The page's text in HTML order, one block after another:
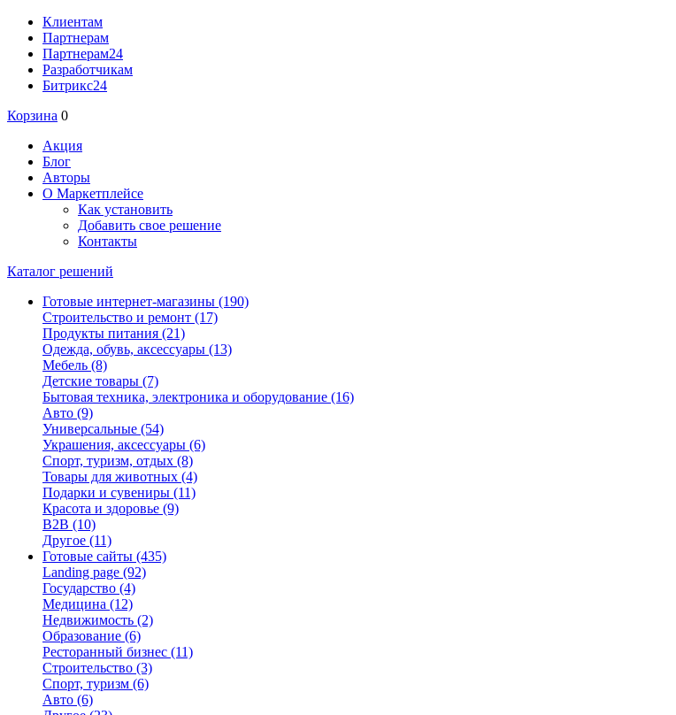
Клиентам
Партнерам
Партнерам24
Разработчикам
Битрикс24
Корзина 0
Акция
Блог
Авторы
О Маркетплейсе
Как установить
Добавить свое решение
Контакты
Каталог решений
Готовые интернет-магазины (190)
Строительство и ремонт (17)
Продукты питания (21)
Одежда, обувь, аксессуары (13)
Мебель (8)
Детские товары (7)
Бытовая техника, электроника и оборудование (16)
Авто (9)
Универсальные (54)
Украшения, аксессуары (6)
Спорт, туризм, отдых (8)
Товары для животных (4)
Подарки и сувениры (11)
Красота и здоровье (9)
B2B (10)
Другое (11)
Готовые сайты (435)
Landing page (92)
Государство (4)
Медицина (12)
Недвижимость (2)
Образование (6)
Ресторанный бизнес (11)
Строительство (3)
Спорт, туризм (6)
Авто (6)